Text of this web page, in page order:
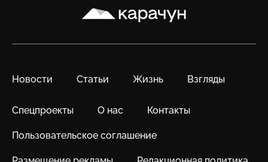
Карачун
Новости Статьи Жизнь Взгляды
Спецпроекты О нас Контакты
Пользовательское соглашение